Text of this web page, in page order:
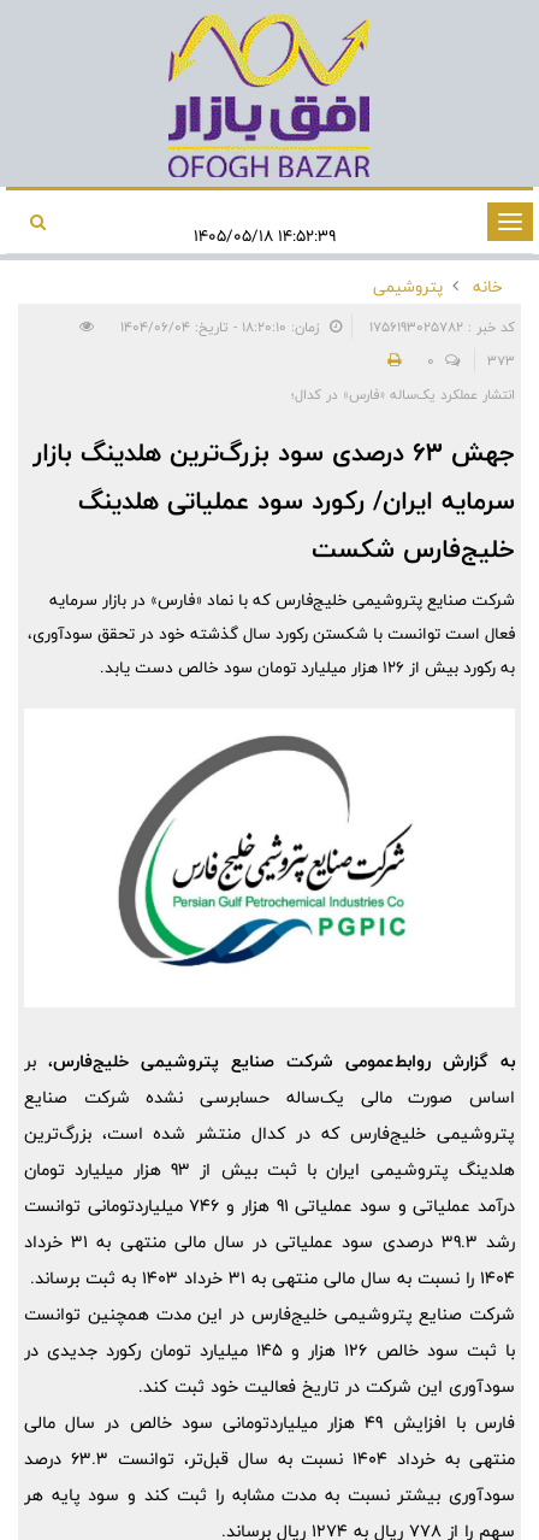
تغییر
وضعیت
ناوبری
۱۴:۵۲:۳۹ ۱۴۰۵/۰۵/۱۸
خانه
پتروشیمی
کد خبر : 1756193025782
زمان: ۱۸:۲۰:۱۰ - تاریخ: ۱۴۰۴/۰۶/۰۴
373
0
انتشار عملکرد یک‌ساله «فارس» در کدال؛
جهش ۶۳ درصدی سود بزرگ‌ترین هلدینگ بازار
سرمایه ایران/ رکورد سود عملیاتی هلدینگ
خلیج‌فارس شکست
شرکت صنایع پتروشیمی خلیج‌فارس که با نماد «فارس» در بازار سرمایه
فعال است توانست با شکستن رکورد سال گذشته خود در تحقق سودآوری،
به رکورد بیش از ۱۲۶ هزار میلیارد تومان سود خالص دست یابد.
به گزارش روابط‌عمومی شرکت صنایع پتروشیمی خلیج‌فارس، بر
اساس صورت مالی یک‌ساله حسابرسی نشده شرکت صنایع
پتروشیمی خلیج‌فارس که در کدال منتشر شده است، بزرگ‌ترین
هلدینگ پتروشیمی ایران با ثبت بیش از 93 هزار میلیارد تومان
درآمد عملیاتی و سود عملیاتی 91 هزار و 746 میلیاردتومانی توانست
رشد 39.3 درصدی سود عملیاتی در سال مالی منتهی به 31 خرداد
1404 را نسبت به سال مالی منتهی به 31 خرداد 1403 به ثبت برساند.
شرکت صنایع پتروشیمی خلیج‌فارس در این مدت همچنین توانست
با ثبت سود خالص 126 هزار و 145 میلیارد تومان رکورد جدیدی در
سودآوری این شرکت در تاریخ فعالیت خود ثبت کند.
فارس با افزایش 49 هزار میلیاردتومانی سود خالص در سال مالی
منتهی به خرداد 1404 نسبت به سال قبل‌تر، توانست 63.3 درصد
سودآوری بیشتر نسبت به مدت مشابه را ثبت کند و سود پایه هر
سهم را از 778 ریال به 1274 ریال برساند.